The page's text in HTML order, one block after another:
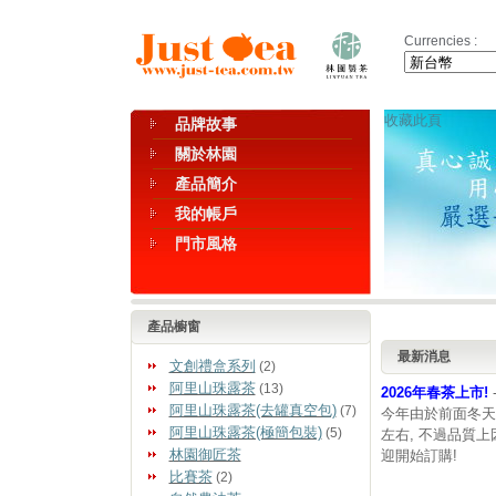
Currencies :
品牌故事
關於林園
產品簡介
我的帳戶
門市風格
收藏此頁
產品櫥窗
文創禮盒系列 (2)
阿里山珠露茶(13)
阿里山珠露茶(去罐真空包)(7)
阿里山珠露茶(極簡包裝)(5)
林園御匠茶
比賽茶(2)
最新消息
2026年春茶上市!
今年由於前面冬
左右, 不過品質上
迎開始訂購!